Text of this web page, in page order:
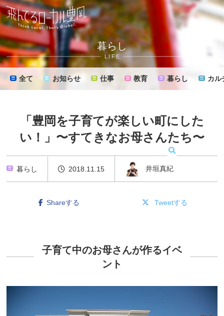
暮らし
LIFE
全て お知らせ 仕事 教育 暮らし カル
「豊岡を子育てが楽しい町にした
い！」〜すてきなお母さんたち〜
暮らし 2018.11.15 井垣真紀
Shareする Tweetする
子育て中のお母さんが作るイベ
ント